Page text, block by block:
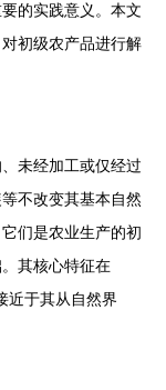
的实践意义。本文
初级农产品进行解
未经加工或仅经过
不改变其基本自然
们是农业生产的初
其核心特征在
近于其从自然界